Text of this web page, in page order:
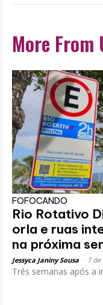
More From
FOFOCANDO
Rio Rotativo
orla e ruas
na próxima
Jessyca Janiny Sousa 7
Três semanas após a